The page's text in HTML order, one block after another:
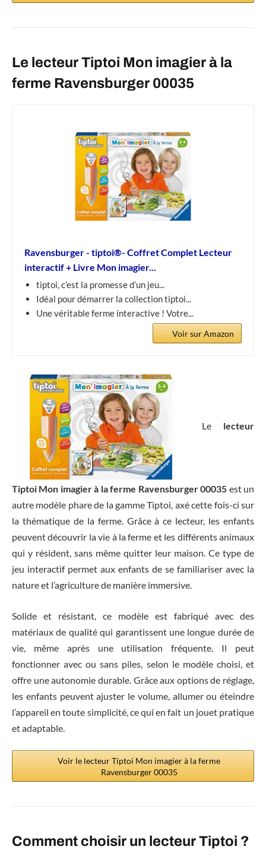
Le lecteur Tiptoi Mon imagier à la
ferme Ravensburger 00035
Ravensburger - tiptoi®- Coffret Complet Lecteur
interactif + Livre Mon imagier...
tiptoi, c’est la promesse d’un jeu...
Idéal pour démarrer la collection tiptoi...
Une véritable ferme interactive ! Votre...
Voir sur Amazon
Le lecteur
Tiptoi Mon imagier à la ferme Ravensburger 00035 est un
autre modèle phare de la gamme Tiptoi, axé cette fois-ci sur
la thématique de la ferme. Grâce à ce lecteur, les enfants
peuvent découvrir la vie à la ferme et les différents animaux
qui y résident, sans même quitter leur maison. Ce type de
jeu interactif permet aux enfants de se familiariser avec la
nature et l’agriculture de manière immersive.
Solide et résistant, ce modèle est fabriqué avec des
matériaux de qualité qui garantissent une longue durée de
vie, même après une utilisation fréquente. Il peut
fonctionner avec ou sans piles, selon le modèle choisi, et
offre une autonomie durable. Grâce aux options de réglage,
les enfants peuvent ajuster le volume, allumer ou éteindre
l’appareil en toute simplicité, ce qui en fait un jouet pratique
et adaptable.
Voir le lecteur Tiptoi Mon imagier à la ferme
Ravensburger 00035
Comment choisir un lecteur Tiptoi ?